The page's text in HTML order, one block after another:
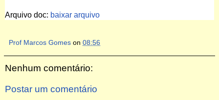
Arquivo doc: baixar arquivo
Prof Marcos Gomes on 08:56
Nenhum comentário:
Postar um comentário